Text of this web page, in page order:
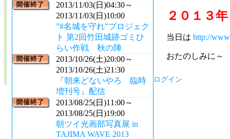
2013/11/03(日)04:30～
2013/11/03(日)10:00
”#名城を守れ”プロジェク
ト 第2回竹田城跡ゴミひ
らい作戦 秋の陣
2013/10/26(土)20:00～
2013/10/26(土)21:30
『朝来どないやろ 臨時
増刊号』配信
2013/08/25(日)11:00～
2013/08/25(日)19:00
朝ツイ光画部写真展 in
TAJIMA WAVE 2013
２０１３
当日は http://
おたのしみに～
ログイン